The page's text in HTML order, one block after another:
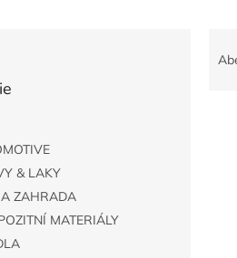
& LAKY
ZAHRADA
MATERIÁLY